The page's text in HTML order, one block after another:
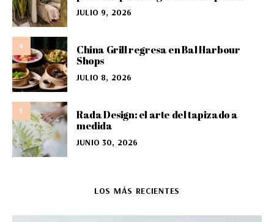
JULIO 9, 2026
4
China Grill regresa en Bal Harbour
Shops
JULIO 8, 2026
5
Rada Design: el arte del tapizado a
medida
JUNIO 30, 2026
LOS MÁS RECIENTES